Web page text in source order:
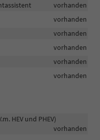
vorhanden
vorhanden
vorhanden
vorhanden
vorhanden
vorhanden
HEV und PHEV)
vorhanden